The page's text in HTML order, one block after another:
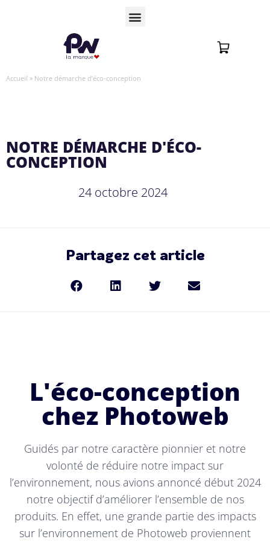
Accueil » Notre démarche d’éco-conception
NOTRE DÉMARCHE D'ÉCO-
CONCEPTION
24 octobre 2024
Partagez cet article
L'éco-conception
chez Photoweb
Guidés par notre caractère pionnier et notre
volonté de réduire notre impact sur
l’environnement, nous avions annoncé début 2024
notre objectif d’améliorer l’ensemble de nos
produits. En effet, une grande partie des impacts
sur l’environnement de Photoweb proviennent